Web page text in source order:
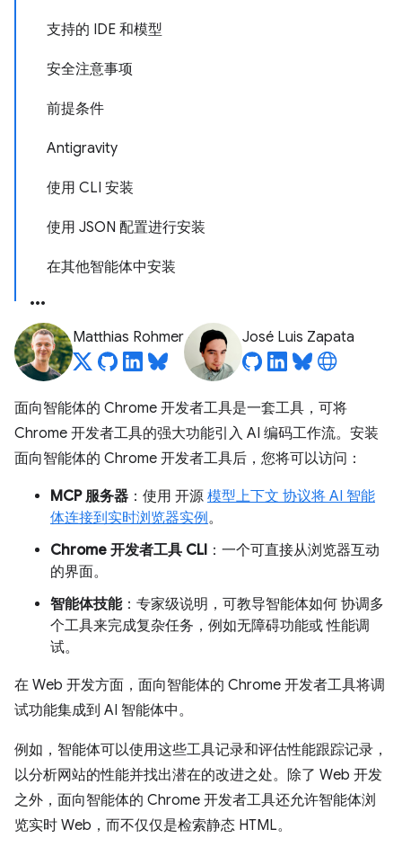
支持的 IDE 和模型
安全注意事项
前提条件
Antigravity
使用 CLI 安装
使用 JSON 配置进行安装
在其他智能体中安装
Matthias Rohmer José Luis Zapata
面向智能体的 Chrome 开发者工具是一套工具，可将
Chrome 开发者工具的强大功能引入 AI 编码工作流。安装
面向智能体的 Chrome 开发者工具后，您将可以访问：
MCP 服务器 ：使用 开源 模型上下文 协议将 AI 智能
体连接到实时浏览器实例。
Chrome 开发者工具 CLI ：一个可直接从浏览器互动
的界面。
智能体技能：专家级说明，可教导智能体如何 协调多
个工具来完成复杂任务，例如无障碍功能或 性能调
试。
在 Web 开发方面，面向智能体的 Chrome 开发者工具将调
试功能集成到 AI 智能体中。
例如，智能体可以使用这些工具记录和评估性能跟踪记录，
以分析网站的性能并找出潜在的改进之处。除了 Web 开发
之外，面向智能体的 Chrome 开发者工具还允许智能体浏
览实时 Web，而不仅仅是检索静态 HTML。